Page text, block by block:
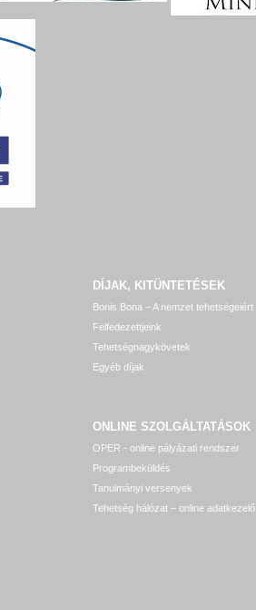
DÍJAK, KITÜNTETÉSEK
Bonis Bona – A nemzet tehetségeiért
Felfedezettjeink
Tehetségnagykövetek
Egyéb díjak
ONLINE SZOLGÁLTATÁSOK
OPER - online pályázati rendszer
Programbeküldés
Tanulmányi versenyek
Tehetség hálózat – online adatkezelő